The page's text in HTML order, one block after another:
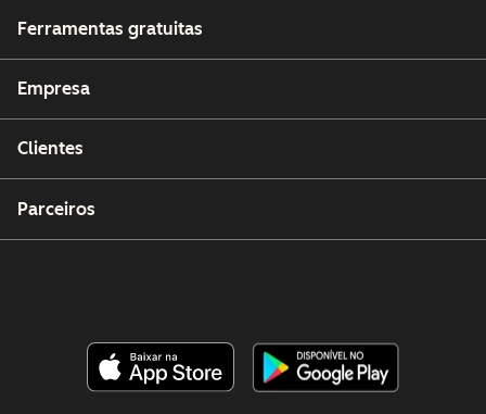
Ferramentas gratuitas
Empresa
Clientes
Parceiros